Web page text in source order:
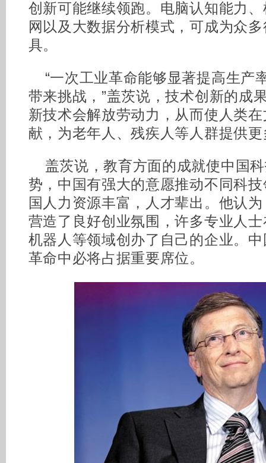
创新可能继续领跑。电脑认知能力
网以及大数据分析模式，可成为众
具。
“一次工业革命能够显著提高生产
带来挑战，”盖茨说，技术创新的成
新技术会解放劳动力，从而使人类
献，为老年人、残疾人等人群提供
盖茨说，教育方面的成就使中国
势，中国有强大的意愿推动不同科
国人力资源丰富，人才辈出。他认
营造了良好创业氛围，许多专业人
机器人等领域创办了自己的企业。
革命中必将占据重要席位。